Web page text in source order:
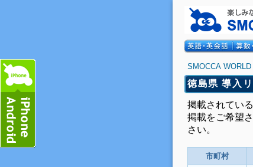
SMOCCA WORLD
徳島県 導入リ
掲載されてい
掲載をご希望
さい。
市町村